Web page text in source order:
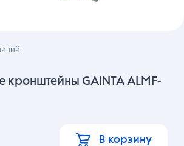
GAINTA ALMF-
В корзину